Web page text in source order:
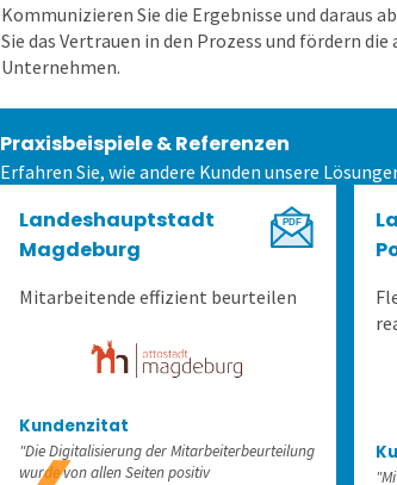
Kommunizieren Sie die Ergebnisse und daraus
Sie das Vertrauen in den Prozess und fördern
Unternehmen.
Praxisbeispiele & Referenzen
Erfahren Sie, wie andere Kunden unsere
Landeshauptstadt
Magdeburg
Mitarbeitende effizient beurteilen
Kundenzitat
"Die Digitalisierung der Mitarbeiterbeurteilung
wurde von allen Seiten positiv